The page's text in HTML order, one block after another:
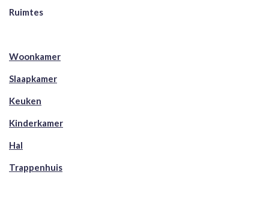
Ruimtes
Woonkamer
Slaapkamer
Keuken
Kinderkamer
Hal
Trappenhuis